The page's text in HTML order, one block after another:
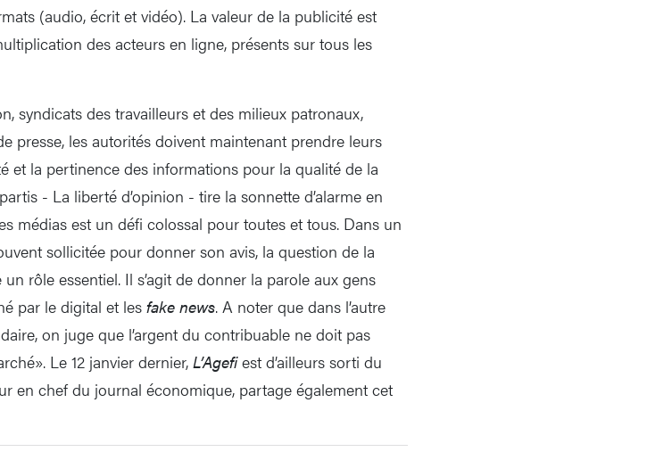
(audio, écrit et vidéo). La valeur de la publicité est
des acteurs en ligne, présents sur tous les
syndicats des travailleurs et des milieux patronaux,
presse, les autorités doivent maintenant prendre leurs
et la pertinence des informations pour la qualité de la
- La liberté d’opinion - tire la sonnette d’alarme en
médias est un défi colossal pour toutes et tous. Dans un
sollicitée pour donner son avis, la question de la
rôle essentiel. Il s’agit de donner la parole aux gens
par le digital et lesfake news. A noter que dans l’autre
on juge que l’argent du contribuable ne doit pas
Le 12 janvier dernier, L’Agefiest d’ailleurs sorti du
en chef du journal économique, partage également cet